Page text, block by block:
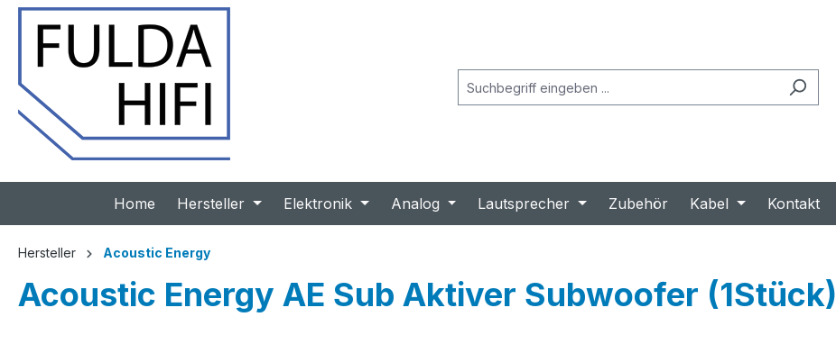
Home Hersteller Elektronik Analog Lautsprecher Zubehör Kabel Kontakt
Hersteller Acoustic Energy
Acoustic Energy AE Sub Aktiver Subwoofer (1Stück)